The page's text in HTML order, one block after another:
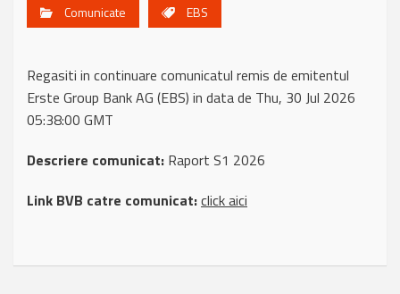
Comunicate EBS
Regasiti in continuare comunicatul remis de emitentul
Erste Group Bank AG (EBS) in data de Thu, 30 Jul 2026
05:38:00 GMT
Descriere comunicat: Raport S1 2026
Link BVB catre comunicat:click aici